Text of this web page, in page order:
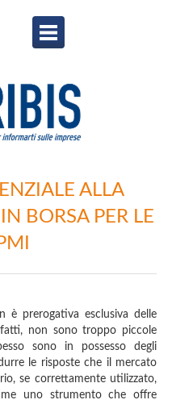
ALLA
BORSA PER LE
è prerogativa esclusiva delle
non sono troppo piccole
sono in possesso degli
le risposte che il mercato
se correttamente utilizzato,
uno strumento che offre